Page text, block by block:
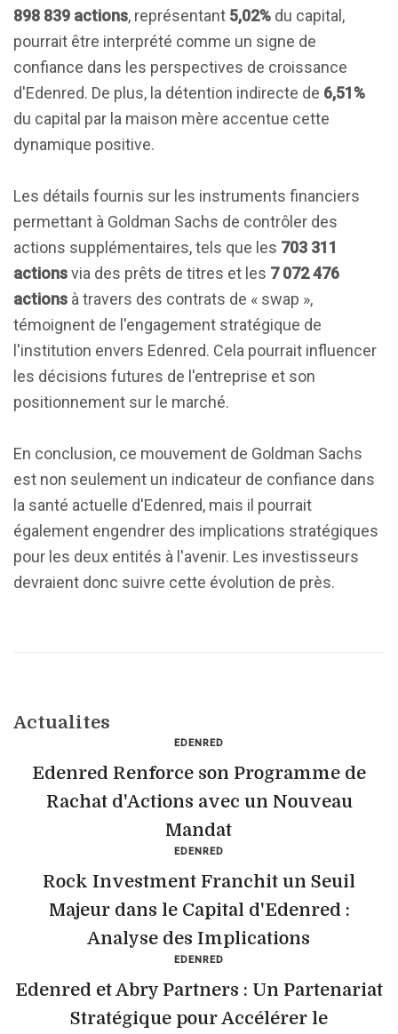
898 839 actions, représentant 5,02% du capital,
pourrait être interprété comme un signe de
confiance dans les perspectives de croissance
d'Edenred. De plus, la détention indirecte de 6,51%
du capital par la maison mère accentue cette
dynamique positive.
Les détails fournis sur les instruments financiers
permettant à Goldman Sachs de contrôler des
actions supplémentaires, tels que les 703 311
actionsvia des prêts de titres et les 7 072 476
actions à travers des contrats de « swap »,
témoignent de l'engagement stratégique de
l'institution envers Edenred. Cela pourrait influencer
les décisions futures de l'entreprise et son
positionnement sur le marché.
En conclusion, ce mouvement de Goldman Sachs
est non seulement un indicateur de confiance dans
la santé actuelle d'Edenred, mais il pourrait
également engendrer des implications stratégiques
pour les deux entités à l'avenir. Les investisseurs
devraient donc suivre cette évolution de près.
Actualites
EDENRED
Edenred Renforce son Programme de
Rachat d'Actions avec un Nouveau
Mandat
EDENRED
Rock Investment Franchit un Seuil
Majeur dans le Capital d'Edenred :
Analyse des Implications
EDENRED
Edenred et Abry Partners : Un Partenariat
Stratégique pour Accélérer le